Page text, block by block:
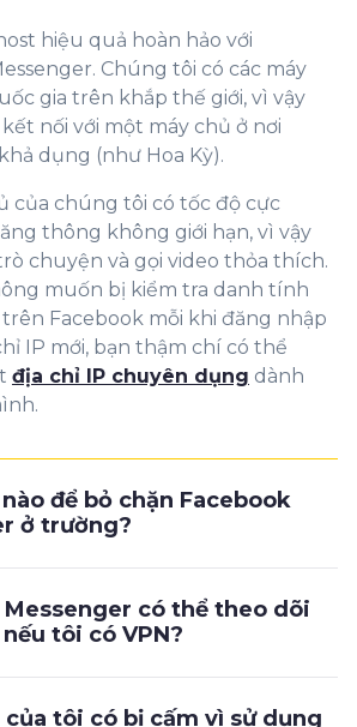
hiệu quả hoàn hảo với
Chúng tôi có các máy
gia trên khắp thế giới, vì vậy
nối với một máy chủ ở nơi
dụng (như Hoa Kỳ).
của chúng tôi có tốc độ cực
thông không giới hạn, vì vậy
chuyện và gọi video thỏa thích.
muốn bị kiểm tra danh tính
Facebook mỗi khi đăng nhập
IP mới, bạn thậm chí có thể
địa chỉ IP chuyên dụng dành
để bỏ chặn Facebook
ở trường?
Messenger có thể theo dõi
tôi có VPN?
của tôi có bị cấm vì sử dụng